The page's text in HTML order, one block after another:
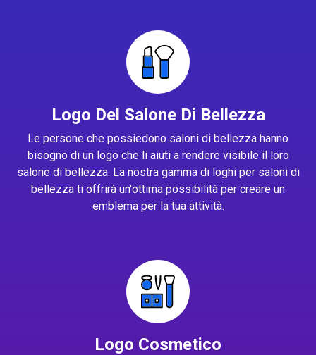
Logo Del Salone Di Bellezza
Le persone che possiedono saloni di bellezza hanno
bisogno di un logo che li aiuti a rendere visibile il loro
salone di bellezza. La nostra gamma di loghi per saloni di
bellezza ti offrirà un'ottima possibilità per creare un
emblema per la tua attività.
Logo Cosmetico